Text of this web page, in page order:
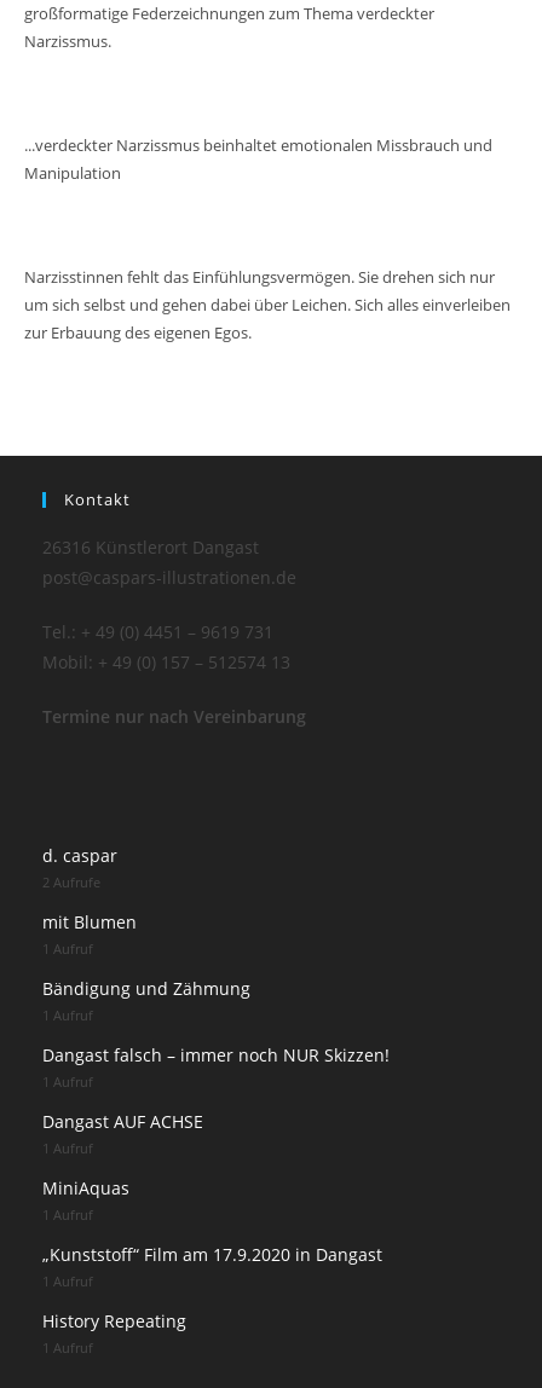
großformatige Federzeichnungen zum Thema verdeckter
Narzissmus.
...verdeckter Narzissmus beinhaltet emotionalen Missbrauch und
Manipulation
Narzisstinnen fehlt das Einfühlungsvermögen. Sie drehen sich nur
um sich selbst und gehen dabei über Leichen. Sich alles einverleiben
zur Erbauung des eigenen Egos.
Kontakt
26316 Künstlerort Dangast
post@caspars-illustrationen.de
Tel.: + 49 (0) 4451 – 9619 731
Mobil: + 49 (0) 157 – 512574 13
Termine nur nach Vereinbarung
d. caspar
2 Aufrufe
mit Blumen
1 Aufruf
Bändigung und Zähmung
1 Aufruf
Dangast falsch – immer noch NUR Skizzen!
1 Aufruf
Dangast AUF ACHSE
1 Aufruf
MiniAquas
1 Aufruf
„Kunststoff“ Film am 17.9.2020 in Dangast
1 Aufruf
History Repeating
1 Aufruf